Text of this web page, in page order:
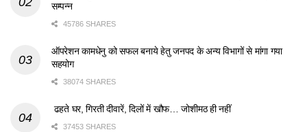
सम्पन्न
45786 SHARES
ऑपरेशन कामधेनु को सफल बनाये हेतु जनपद के अन्य विभागों से मांगा गया
सहयोग
38074 SHARES
ढहते घर, गिरती दीवारें, दिलों में खौफ… जोशीमठ ही नहीं
37453 SHARES